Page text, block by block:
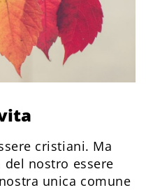
cristiani. Ma
del nostro essere
unica comune